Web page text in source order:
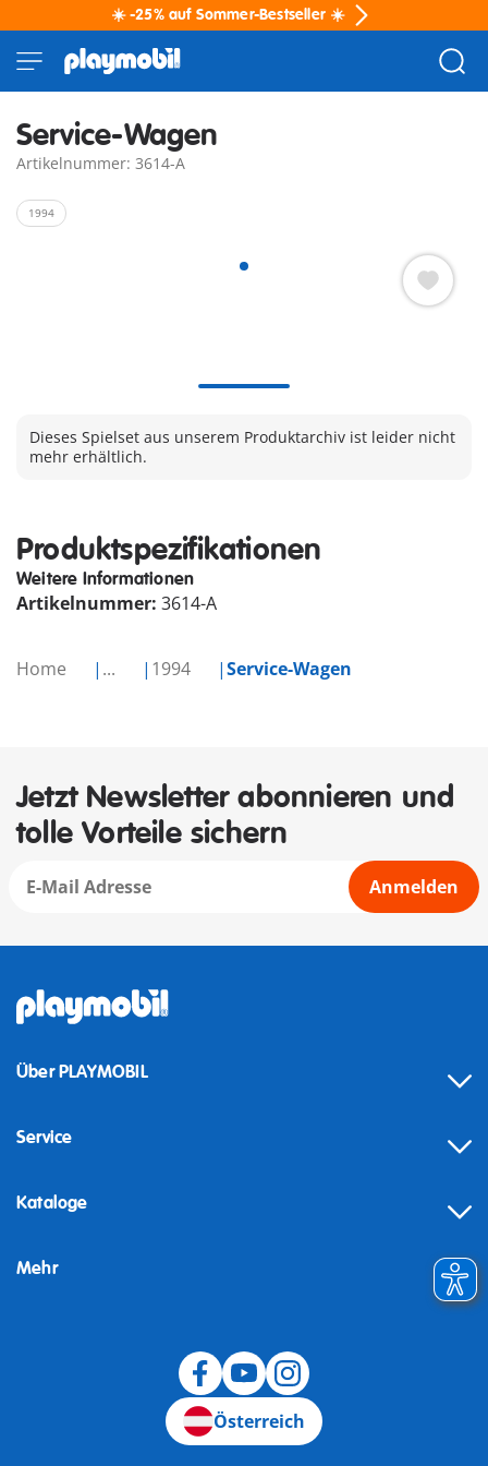
☀️ -25% auf Sommer-Bestseller ☀️
Home ... 1994 Service-Wagen
Service-Wagen
Artikelnummer: 3614-A
1994
Dieses Spielset aus unserem Produktarchiv ist leider nicht
mehr erhältlich.
Produktspezifikationen
Weitere Informationen
Artikelnummer: 3614-A
Jetzt Newsletter abonnieren und
tolle Vorteile sichern
Anmelden
Über PLAYMOBIL
Service
Kataloge
Mehr
Österreich